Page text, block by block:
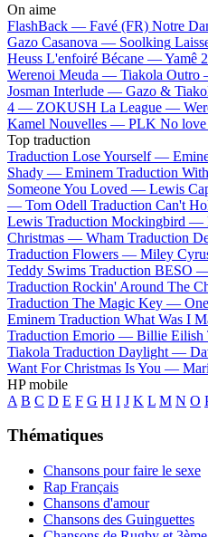
On aime
FlashBack — Favé (FR) Notre
Gazo Casanova — Soolking
Heuss L'enfoiré Bécane —Yamê
Werenoi Meuda — Tiakola Outro
Josman Interlude — Gazo &
4 — ZOKUSH La League —
Kamel Nouvelles — PLK No
Top traduction
Traduction Lose Yourself —
Shady — Eminem Traduction
Someone You Loved — Lewis
— Tom Odell Traduction Can't
Lewis Traduction Mockingbird —
Christmas — Wham Traduction
Traduction Flowers — Miley
Teddy Swims Traduction BESO
Traduction Rockin' Around The
Traduction The Magic Key —
Eminem Traduction What Was I
Traduction Emorio — Billie Eilish
Tiakola Traduction Daylight —
Want For Christmas Is You —
HP mobile
A B C D E F G H I J K L M N O
Thématiques
Chansons pour faire le sexe
Rap Français
Chansons d'amour
Chansons des Guinguettes